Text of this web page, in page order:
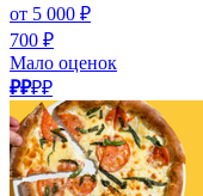
от 5 000 ₽
700 ₽
Мало оценок
₽₽₽₽